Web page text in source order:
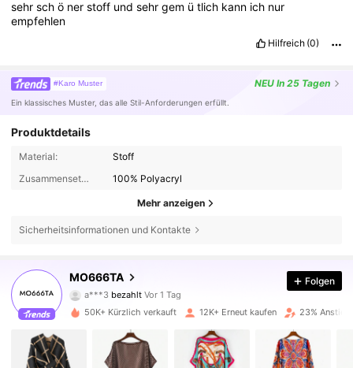
sehrschö nerstoff undsehrgem ütlich kann ich nur
empfehlen
Hilfreich (0)
#Karo Muster NEU In 25 Tagen
Ein klassisches Muster, das alle Stil-Anforderungen erfüllt.
Produktdetails
Material:
Stoff
Zusammensetzung:
100% Polyacryl
Mehr anzeigen
Sicherheitsinformationen und Kontakte
MO666TA
4,90
7.2K Follower
a***3 bezahltVor 1 Tag
m***9istVor 3 Stunden gefolgt
7.2K Follower
Folgen
50K+ Kürzlich verkauft 12K+ Erneut kaufen 23%